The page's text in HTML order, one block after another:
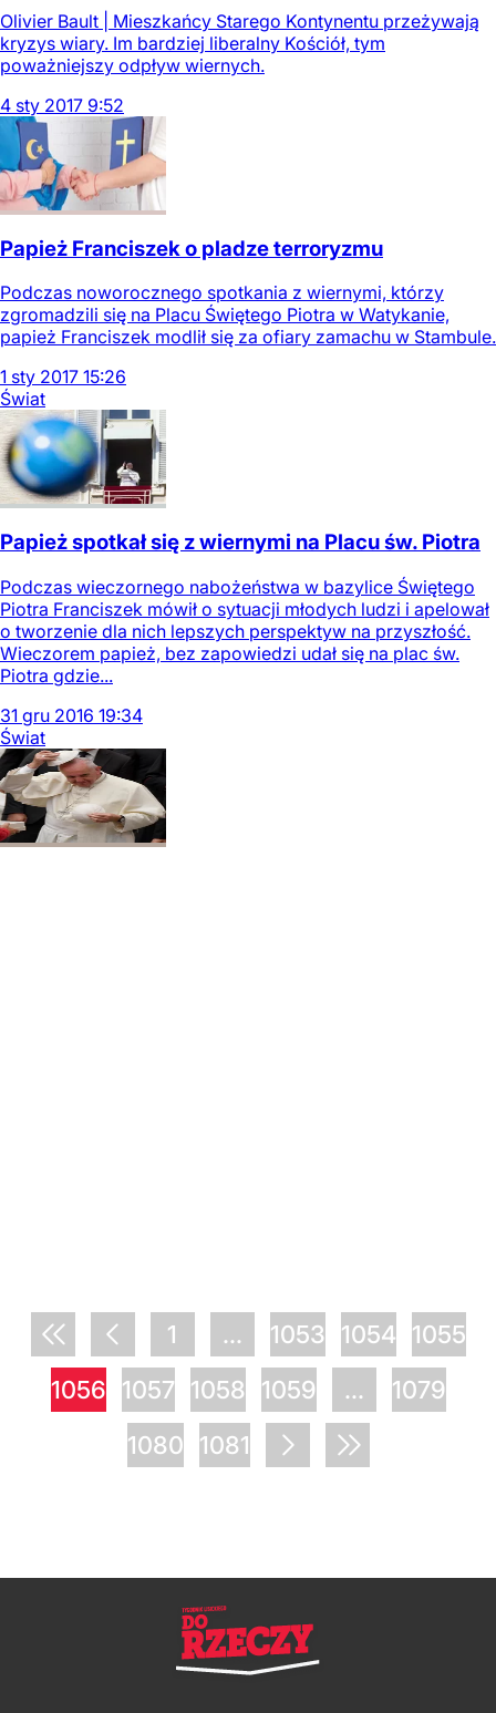
Olivier Bault | Mieszkańcy Starego Kontynentu przeżywają
kryzys wiary. Im bardziej liberalny Kościół, tym
poważniejszy odpływ wiernych.
4 sty 2017 9:52
Papież Franciszek o pladze terroryzmu
Podczas noworocznego spotkania z wiernymi, którzy
zgromadzili się na Placu Świętego Piotra w Watykanie,
papież Franciszek modlił się za ofiary zamachu w Stambule.
1 sty 2017 15:26
Świat
Papież spotkał się z wiernymi na Placu św. Piotra
Podczas wieczornego nabożeństwa w bazylice Świętego
Piotra Franciszek mówił o sytuacji młodych ludzi i apelował
o tworzenie dla nich lepszych perspektyw na przyszłość.
Wieczorem papież, bez zapowiedzi udał się na plac św.
Piotra gdzie...
31 gru 2016 19:34
Świat
1 ... 1053 1054
1055
1056
1057 1058 1059 ...
1079
1080
1081